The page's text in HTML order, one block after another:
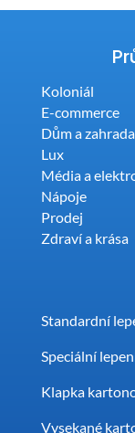
Koloniál
E-commerce
Dům a zahrada
Lux
Média a
Nápoje
Prodej
Zdraví a krása
Standardní
Speciální
Klapka
Vysekané